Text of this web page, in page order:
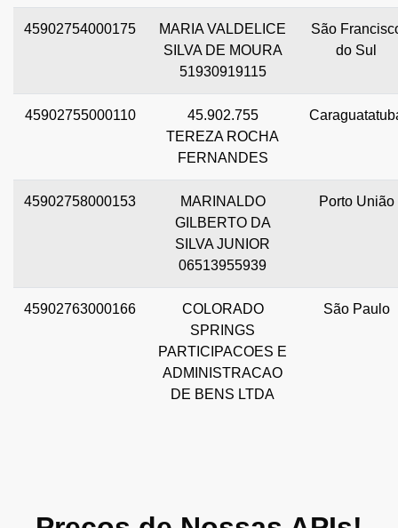
45902754000175
MARIA VALDELICE
SILVA DE MOURA
51930919115
São
do Sul
45902755000110
45.902.755
TEREZA ROCHA
FERNANDES
45902758000153
MARINALDO
GILBERTO DA
SILVA JUNIOR
06513955939
Porto União
45902763000166
COLORADO
SPRINGS
PARTICIPACOES E
ADMINISTRACAO
DE BENS LTDA
São Paulo